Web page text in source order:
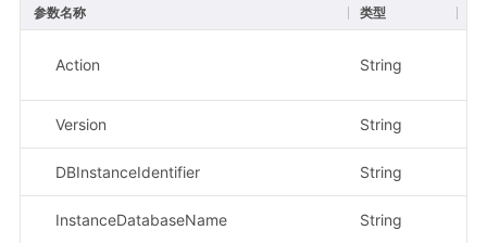
参数名称 类型
Action String
Version String
DBInstanceIdentifier String
InstanceDatabaseName String